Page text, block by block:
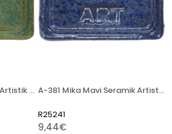
A-380 Anyolit Seramik Artistik Sır A-381 Mika Mavi Seramik Artistik Sır
R25241
9,44€